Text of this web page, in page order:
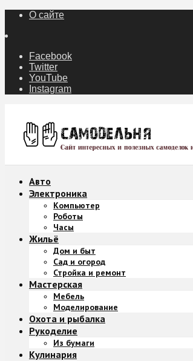
О сайте
Facebook
Twitter
YouTube
Instagram
Авто
Электроника
Компьютер
Роботы
Часы
Жильё
Дом и быт
Сад и огород
Стройка и ремонт
Мастерская
Мебель
Моделирование
Охота и рыбалка
Рукоделие
Из бумаги
Кулинария